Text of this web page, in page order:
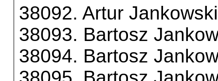
38092. Artur Jankowski
38093. Bartosz
38094. Bartosz